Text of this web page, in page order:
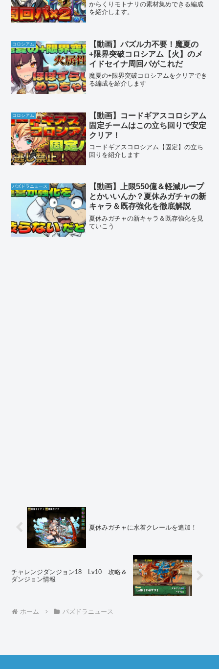
からくりモトナリの素材集めできる編成
を紹介します。
コロシアム
【動画】パズル力不要！魔夏の
+限界突破コロシアム【火】のメ
イドセイナ周回パがこれだ
魔夏の+限界突破コロシアムをクリアでき
る編成を紹介します
コロシアム
【動画】コードギアスコロシアム
固定チームはこの立ち回りで安定
クリア！
コードギアスコロシアム【固定】の立ち
回りを紹介します
パズドラニュース
【動画】上限550億＆軽減ループ
とかいいんか？夏休みガチャの新
キャラ＆既存強化を徹底解説
夏休みガチャの新キャラ＆既存強化を見
ていこう
夏休みガチャに水着クレールを追加！
チャレンジダンジョン18 Lv10 攻略＆
ダンジョン情報
ホーム パズドラニュース